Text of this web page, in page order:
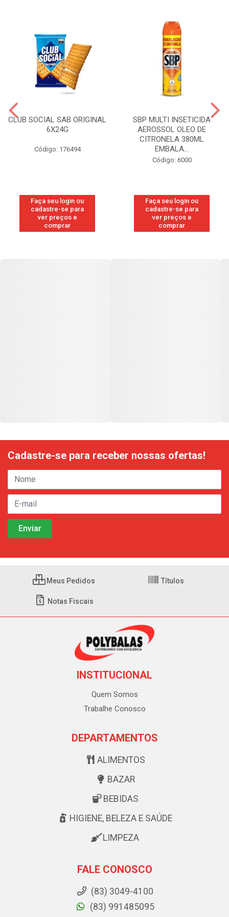
CLUB SOCIAL SAB ORIGINAL
6X24G
Código: 176494
Faça seu login ou
cadastre-se para
ver preços e
comprar
SBP MULTI INSETICIDA
AEROSSOL OLEO DE
CITRONELA 380ML
EMBALA...
Código: 6000
Faça seu login ou
cadastre-se para
ver preços e
comprar
Cadastre-se para receber nossas ofertas!
Meus Pedidos Títulos
Notas Fiscais
INSTITUCIONAL
Quem Somos
Trabalhe Conosco
DEPARTAMENTOS
ALIMENTOS
BAZAR
BEBIDAS
HIGIENE, BELEZA E SAÚDE
LIMPEZA
FALE CONOSCO
(83) 3049-4100
(83) 991485095